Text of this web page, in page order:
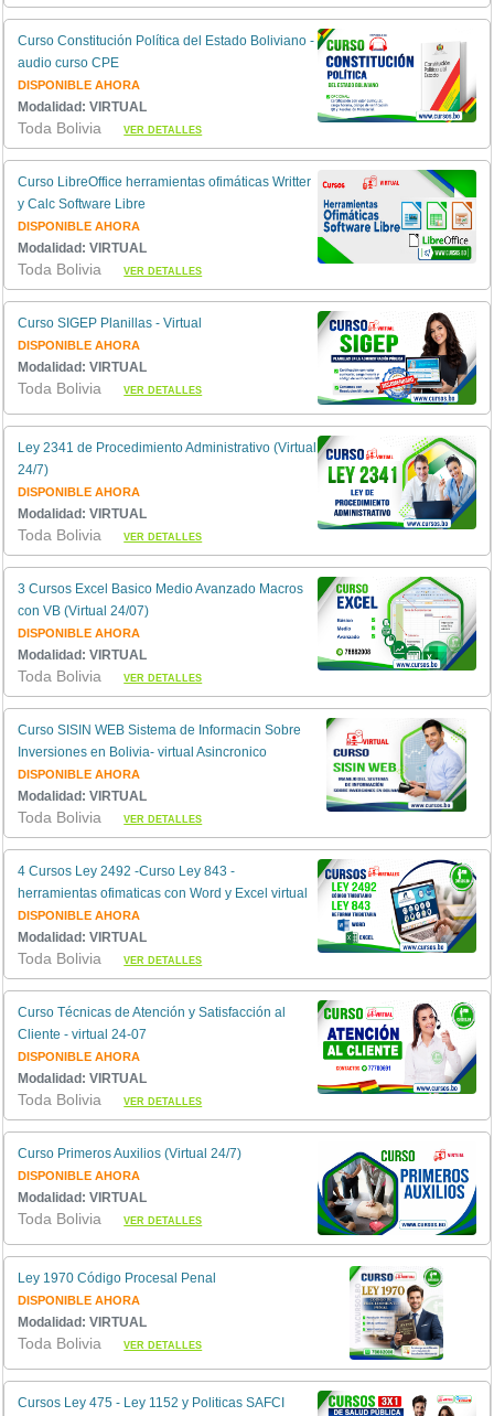
Curso Constitución Política del Estado Boliviano -
audio curso CPE
DISPONIBLE AHORA
Modalidad: VIRTUAL
Toda BoliviaVER DETALLES
Curso LibreOffice herramientas ofimáticas Writter
y Calc Software Libre
DISPONIBLE AHORA
Modalidad: VIRTUAL
Toda BoliviaVER DETALLES
Curso SIGEP Planillas - Virtual
DISPONIBLE AHORA
Modalidad: VIRTUAL
Toda BoliviaVER DETALLES
Ley 2341 de Procedimiento Administrativo (Virtual
24/7)
DISPONIBLE AHORA
Modalidad: VIRTUAL
Toda BoliviaVER DETALLES
3 Cursos Excel Basico Medio Avanzado Macros
con VB (Virtual 24/07)
DISPONIBLE AHORA
Modalidad: VIRTUAL
Toda BoliviaVER DETALLES
Curso SISIN WEB Sistema de Informacin Sobre
Inversiones en Bolivia- virtual Asincronico
DISPONIBLE AHORA
Modalidad: VIRTUAL
Toda BoliviaVER DETALLES
4 Cursos Ley 2492 -Curso Ley 843 -
herramientas ofimaticas con Word y Excel virtual
DISPONIBLE AHORA
Modalidad: VIRTUAL
Toda BoliviaVER DETALLES
Curso Técnicas de Atención y Satisfacción al
Cliente - virtual 24-07
DISPONIBLE AHORA
Modalidad: VIRTUAL
Toda BoliviaVER DETALLES
Curso Primeros Auxilios (Virtual 24/7)
DISPONIBLE AHORA
Modalidad: VIRTUAL
Toda BoliviaVER DETALLES
Ley 1970 Código Procesal Penal
DISPONIBLE AHORA
Modalidad: VIRTUAL
Toda BoliviaVER DETALLES
Cursos Ley 475 - Ley 1152 y Politicas SAFCI